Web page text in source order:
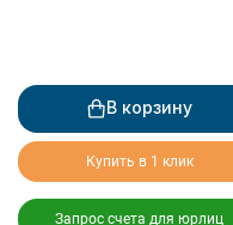
В корзину
Купить в 1 клик
Запрос счета для юрлиц